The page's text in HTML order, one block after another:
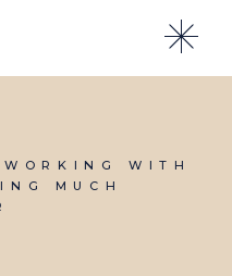
WORKING WITH
MUCH